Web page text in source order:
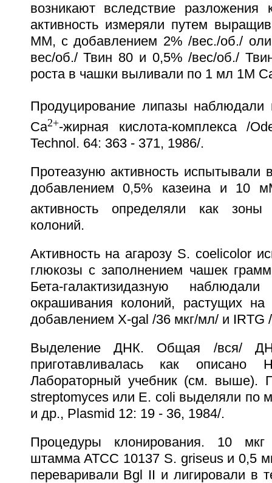
возникают вследствие разложения
активность измеряли путем
ММ, с добавлением 2% /вес./об./
вес/об./ Твин 80 и 0,5% /вес/об./
роста в чашки выливали по 1 мл 1М
Продуцирование липазы наблюдали
Ca2+-жирная кислота-комплекса /
Technol. 64: 363 - 371, 1986/.
Протеазуню активность
добавлением 0,5% казеина и 10
активность определяли как зоны
колоний.
Активность на агарозу S. coelicolоr
глюкозы с заполнением чашек
Бета-галактизидазную
окрашивания колоний, растущих
добавлением X-gal /36 мкг/мл/ и IRTG
Выделение ДНК. Общая /вся/
приготавливалась как
Лабораторный учебник (см. выше).
streptomyces или E. coli выделяли по
и др., Plasmid 12: 19 - 36, 1984/.
Процедуры клонирования. 10
штамма АТСС 10137 S. griseus и 0,5
переваривали Bgl II и лигировали в